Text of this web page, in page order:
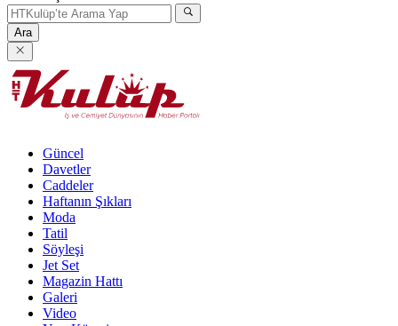
Ara
Güncel
Davetler
Caddeler
Haftanın Şıkları
Moda
Tatil
Söyleşi
Jet Set
Magazin Hattı
Galeri
Video